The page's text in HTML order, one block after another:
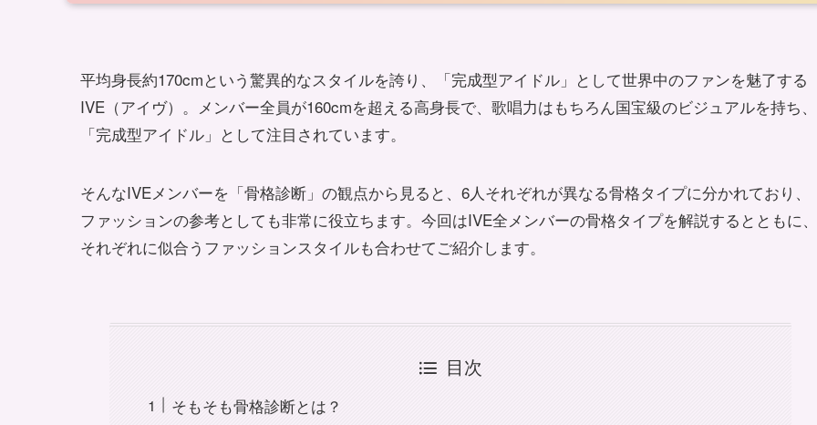
平均身長約170cmという驚異的なスタイルを誇り、「完成型アイドル」として世界中のファンを魅了する
IVE（アイヴ）。メンバー全員が160cmを超える高身長で、歌唱力はもちろん国宝級のビジュアルを持ち、
「完成型アイドル」として注目されています。
そんなIVEメンバーを「骨格診断」の観点から見ると、6人それぞれが異なる骨格タイプに分かれており、
ファッションの参考としても非常に役立ちます。今回はIVE全メンバーの骨格タイプを解説するとともに、
それぞれに似合うファッションスタイルも合わせてご紹介します。
目次
そもそも骨格診断とは？